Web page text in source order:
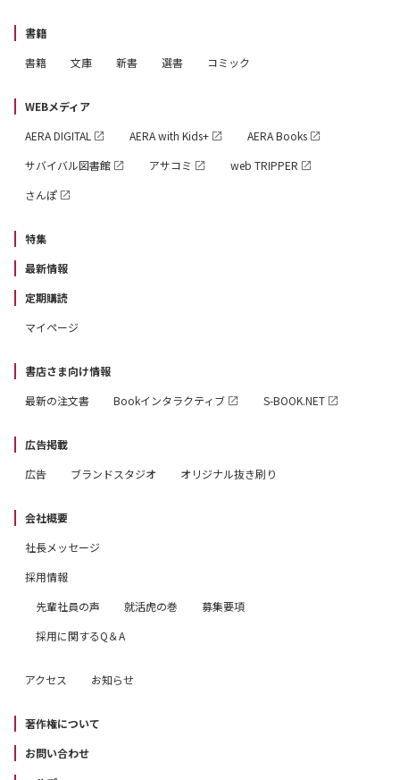
書籍
書籍
文庫 新書 選書 コミック
WEBメディア
AERA DIGITAL
AERA with Kids+
AERA Books
サバイバル図書館
アサコミ
web TRIPPER
さんぽ
特集
最新情報
定期購読
マイページ
書店さま向け情報
最新の注文書
Bookインタラクティブ S-BOOK.NET
広告掲載
広告
ブランドスタジオ オリジナル抜き刷り
会社概要
社長メッセージ
採用情報
先輩社員の声
就活虎の巻
募集要項
採用に関するQ＆A
アクセス お知らせ
著作権について
お問い合わせ